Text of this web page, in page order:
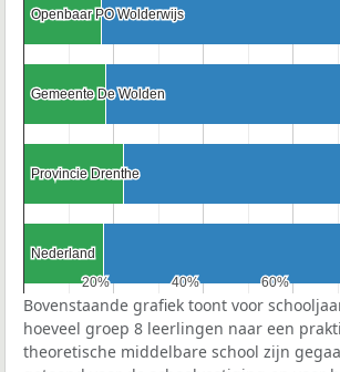
20%
20% 40%
40% 60%
60%
Openbaar PO Wolderwijs
Openbaar PO Wolderwijs
Gemeente De Wolden
Gemeente De Wolden
Provincie Drenthe
Provincie Drenthe
Nederland
Nederland
Bovenstaande grafiek toont voor
hoeveel groep 8 leerlingen naar een
theoretische middelbare school zijn